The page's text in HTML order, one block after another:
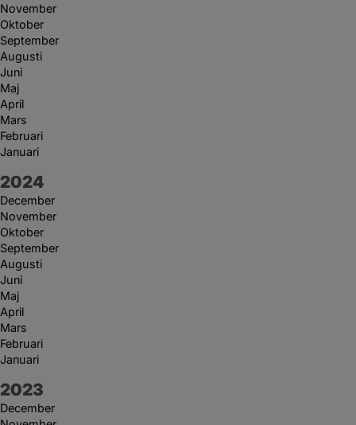
November
Oktober
September
Augusti
Juni
Maj
April
Mars
Februari
Januari
År:
2024
December
November
Oktober
September
Augusti
Juni
Maj
April
Mars
Februari
Januari
År:
2023
December